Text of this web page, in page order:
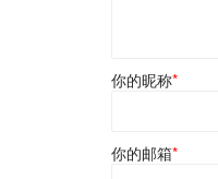
你的昵称*
你的邮箱*